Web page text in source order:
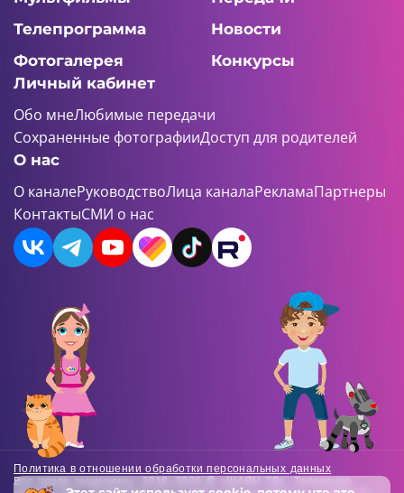
Телепрограмма
Новости
Фотогалерея
Конкурсы
Личный кабинет
Обо мнеЛюбимые передачи
Сохраненные фотографииДоступ для родителей
О нас
О каналеРуководствоЛица каналаРекламаПартнеры
КонтактыСМИ о нас
Политика в отношении обработки персональных данных
Все права защищены. 2018-2026 © «ШАЯН ТВ». Телеканал